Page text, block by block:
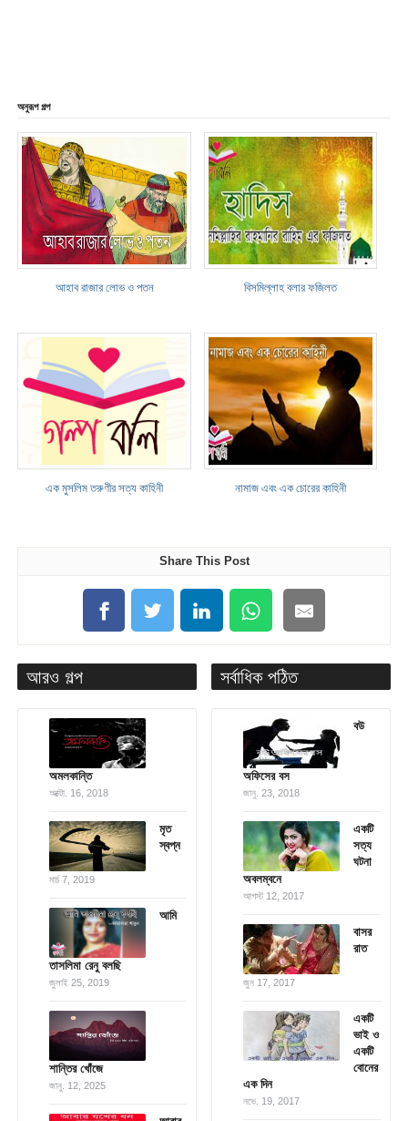
অনুরূপ গল্প
আহাব রাজার লোভ ও পতন বিসমিল্লাহ বলার ফজিলত
এক মুসলিম তরুণীর সত্য কাহিনী নামাজ এবং এক চোরের কাহিনী
Share This Post
আরও গল্প
অমলকান্তি
অক্টো. 16, 2018
মৃত
স্বপ্ন
মার্চ 7, 2019
আমি
তাসলিমা রেনু বলছি
জুলাই 25, 2019
শান্তির খোঁজে
জানু. 12, 2025
সর্বাধিক পঠিত
বউ
অফিসের বস
জানু. 23, 2018
একটি
সত্য
ঘটনা
অবলম্বনে
আগস্ট 12, 2017
বাসর
রাত
জুন 17, 2017
একটি
ভাই ও
একটি
বোনের
এক দিন
নভে. 19, 2017